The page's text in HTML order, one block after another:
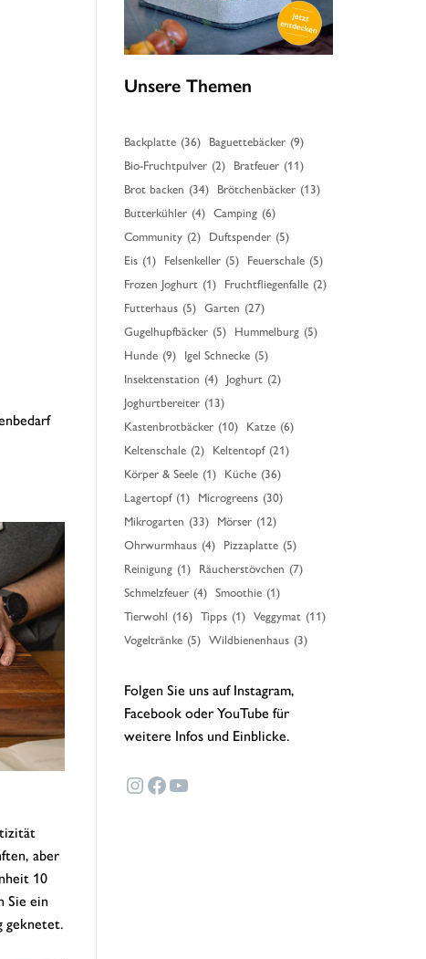
aber
10
Sie ein
geknetet.
Unsere Themen
Backplatte (36) Baguettebäcker (9)
Bio-Fruchtpulver (2) Bratfeuer (11)
Brot backen (34) Brötchenbäcker (13)
Butterkühler (4) Camping (6)
Community (2) Duftspender (5)
Eis (1) Felsenkeller (5) Feuerschale (5)
Frozen Joghurt (1) Fruchtfliegenfalle (2)
Futterhaus (5) Garten (27)
Gugelhupfbäcker (5) Hummelburg (5)
Hunde (9) Igel Schnecke (5)
Insektenstation (4) Joghurt (2)
Joghurtbereiter (13)
Kastenbrotbäcker (10) Katze (6)
Keltenschale (2) Keltentopf (21)
Körper & Seele (1) Küche (36)
Lagertopf (1) Microgreens (30)
Mikrogarten (33) Mörser (12)
Ohrwurmhaus (4) Pizzaplatte (5)
Reinigung (1) Räucherstövchen (7)
Schmelzfeuer (4) Smoothie (1)
Tierwohl (16) Tipps (1) Veggymat (11)
Vogeltränke (5) Wildbienenhaus (3)
Folgen Sie uns auf Instagram,
Facebook oder YouTube für
weitere Infos und Einblicke.
Instagram
Facebook
YouTube